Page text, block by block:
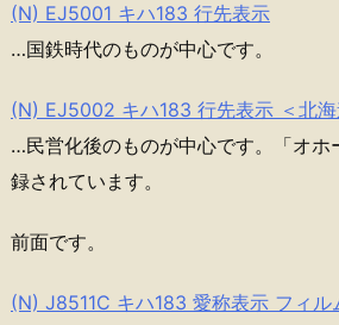
(N) EJ5001 キハ183 行先表示
…国鉄時代のものが中心です。
(N) EJ5002 キハ183 行先表示 ＜北海
…民営化後のものが中心です。「オホ
録されています。
前面です。
(N) J8511C キハ183 愛称表示 フィル